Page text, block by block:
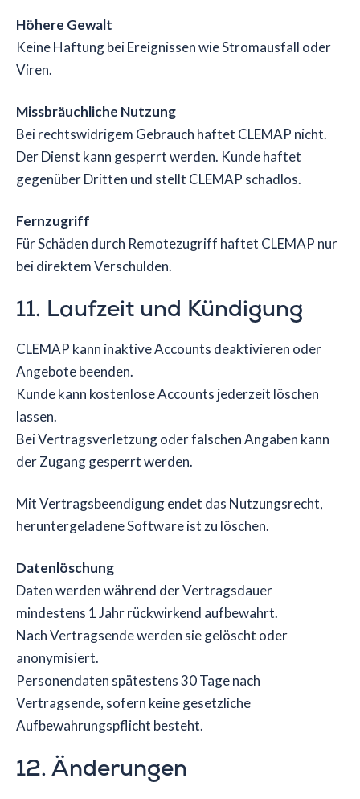
Höhere Gewalt
Keine Haftung bei Ereignissen wie Stromausfall oder
Viren.
Missbräuchliche Nutzung
Bei rechtswidrigem Gebrauch haftet CLEMAP nicht.
Der Dienst kann gesperrt werden. Kunde haftet
gegenüber Dritten und stellt CLEMAP schadlos.
Fernzugriff
Für Schäden durch Remotezugriff haftet CLEMAP nur
bei direktem Verschulden.
11. Laufzeit und Kündigung
CLEMAP kann inaktive Accounts deaktivieren oder
Angebote beenden.
Kunde kann kostenlose Accounts jederzeit löschen
lassen.
Bei Vertragsverletzung oder falschen Angaben kann
der Zugang gesperrt werden.
Mit Vertragsbeendigung endet das Nutzungsrecht,
heruntergeladene Software ist zu löschen.
Datenlöschung
Daten werden während der Vertragsdauer
mindestens 1 Jahr rückwirkend aufbewahrt.
Nach Vertragsende werden sie gelöscht oder
anonymisiert.
Personendaten spätestens 30 Tage nach
Vertragsende, sofern keine gesetzliche
Aufbewahrungspflicht besteht.
12. Änderungen